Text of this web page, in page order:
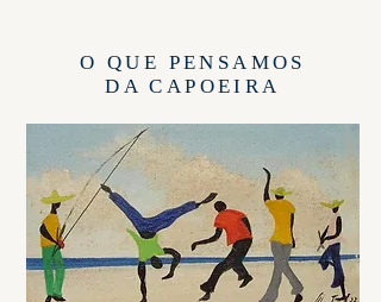
O QUE PENSAMOS
DA CAPOEIRA